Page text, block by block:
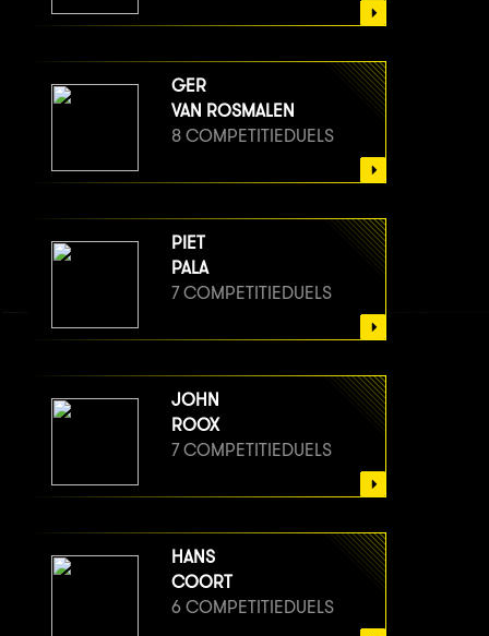
GER
VAN ROSMALEN
8 COMPETITIEDUELS
PIET
PALA
7 COMPETITIEDUELS
JOHN
ROOX
7 COMPETITIEDUELS
HANS
COORT
6 COMPETITIEDUELS